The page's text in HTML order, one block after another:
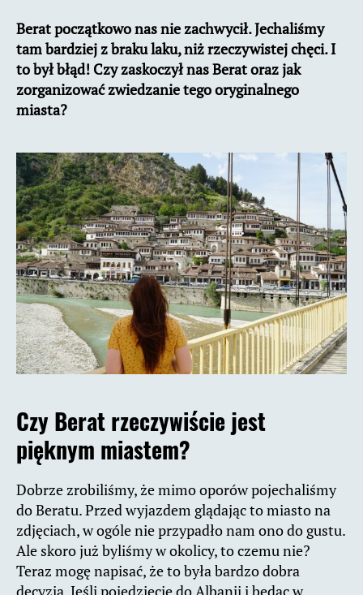
Albanii.
Zwiedzanie
i
informacje
Beratpoczątkowo nas nie zachwycił. Jechaliśmy
tam bardziej z braku laku, niż rzeczywistej chęci. I
to był błąd! Czy zaskoczył nas Berat oraz jak
zorganizować zwiedzanie tego oryginalnego
miasta?
Czy Berat rzeczywiście jest
pięknym miastem?
Dobrze zrobiliśmy, że mimo oporów pojechaliśmy
do Beratu. Przed wyjazdem glądając to miasto na
zdjęciach, w ogóle nie przypadło nam ono do gustu.
Ale skoro już byliśmy w okolicy, to czemu nie?
Teraz mogę napisać, że to była bardzo dobra
decyzja. Jeśli pojedziecie do Albanii i będąc w